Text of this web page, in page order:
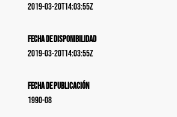
2019-03-20T14:03:55Z
Fecha de disponibilidad
2019-03-20T14:03:55Z
Fecha de publicación
1990-08